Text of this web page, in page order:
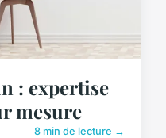
: expertise
mesure
8 min de lecture →